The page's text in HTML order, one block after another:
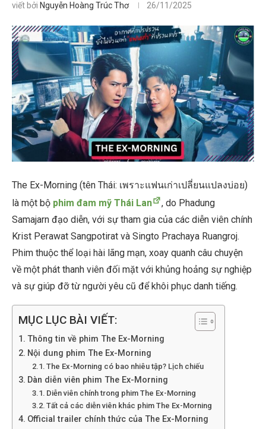
viết bởi Nguyễn Hoàng Trúc Thơ 26/11/2025
The Ex-Morning (tên Thái: เพราะแฟนเก่าเปลี่ยนแปลงบ่อย)
là một bộ phim đam mỹ Thái Lan
, do Phadung
Samajarn đạo diễn, với sự tham gia của các diễn viên chính
Krist Perawat Sangpotirat và Singto Prachaya Ruangroj.
Phim thuộc thể loại hài lãng mạn, xoay quanh câu chuyện
về một phát thanh viên đối mặt với khủng hoảng sự nghiệp
và sự giúp đỡ từ người yêu cũ để khôi phục danh tiếng.
MỤC LỤC BÀI VIẾT:
Thông tin về phim The Ex-Morning
Nội dung phim The Ex-Morning
The Ex-Morning có bao nhiêu tập? Lịch chiếu
Dàn diễn viên phim The Ex-Morning
Diễn viên chính trong phim The Ex-Morning
Tất cả các diễn viên khác phim The Ex-Morning
Official trailer chính thức của The Ex-Morning